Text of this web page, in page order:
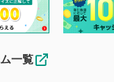
。
なるコメントをお
れたものとみなし
一覧